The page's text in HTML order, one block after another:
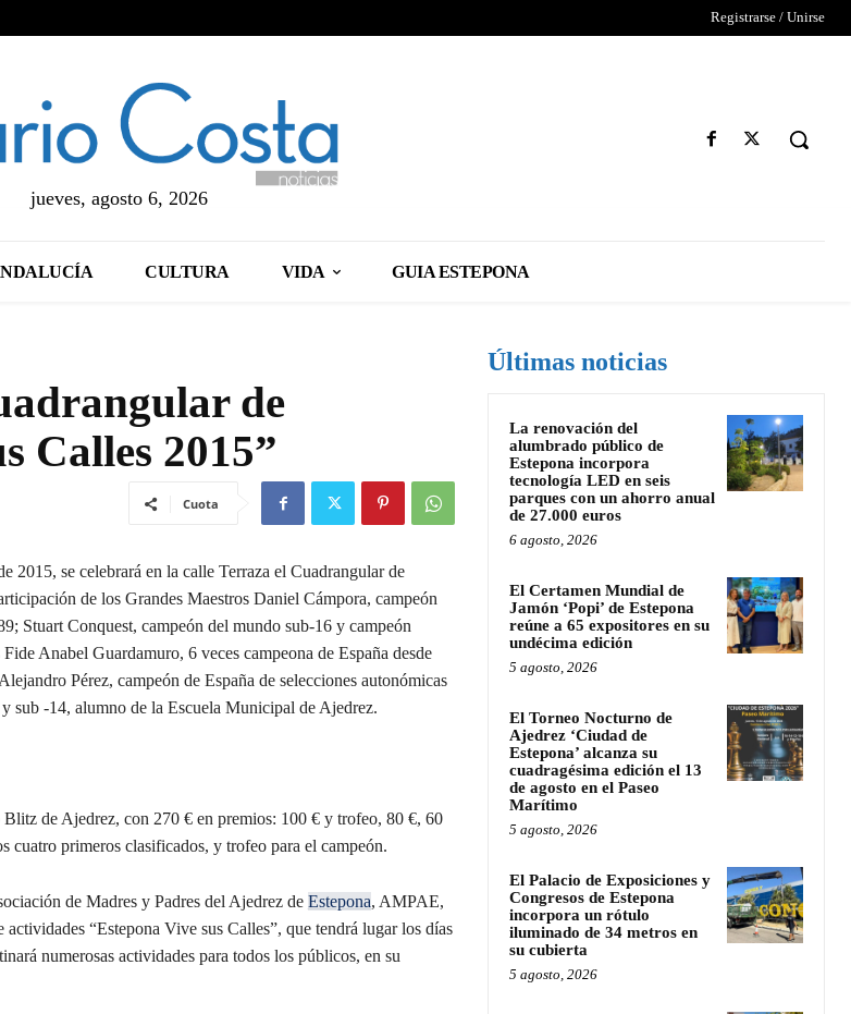
Registrarse / Unirse
jueves, agosto 6, 2026
CULTURA VIDA GUIA ESTEPONA
de
Calles 2015”
Cuota
2015, se celebrará en la calle Terraza el Cuadrangular de
de los Grandes Maestros Daniel Cámpora, campeón
Stuart Conquest, campeón del mundo sub-16 y campeón
Anabel Guardamuro, 6 veces campeona de España desde
Pérez, campeón de España de selecciones autonómicas
sub -14, alumno de la Escuela Municipal de Ajedrez.
Blitz de Ajedrez, con 270 € en premios: 100 € y trofeo, 80 €, 60
cuatro primeros clasificados, y trofeo para el campeón.
de Madres y Padres del Ajedrez de Estepona, AMPAE,
actividades “Estepona Vive sus Calles”, que tendrá lugar los días
numerosas actividades para todos los públicos, en su
Últimas noticias
La renovación del
alumbrado público de
Estepona incorpora
tecnología LED en seis
parques con un ahorro anual
de 27.000 euros
6 agosto, 2026
El Certamen Mundial de
Jamón ‘Popi’ de Estepona
reúne a 65 expositores en su
undécima edición
5 agosto, 2026
El Torneo Nocturno de
Ajedrez ‘Ciudad de
Estepona’ alcanza su
cuadragésima edición el 13
de agosto en el Paseo
Marítimo
5 agosto, 2026
El Palacio de Exposiciones y
Congresos de Estepona
incorpora un rótulo
iluminado de 34 metros en
su cubierta
5 agosto, 2026